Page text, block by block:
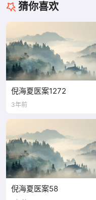
猜你喜欢
倪海夏医案1272
3年前
倪海夏医案58